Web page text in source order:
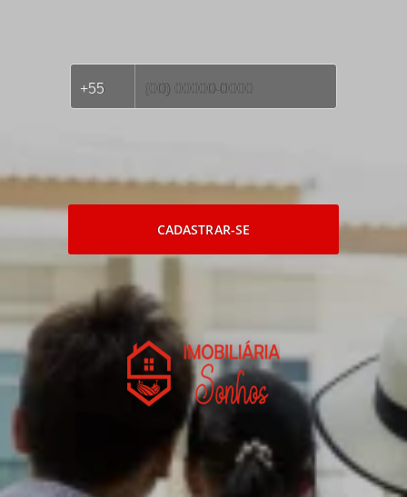
CADASTRAR-SE